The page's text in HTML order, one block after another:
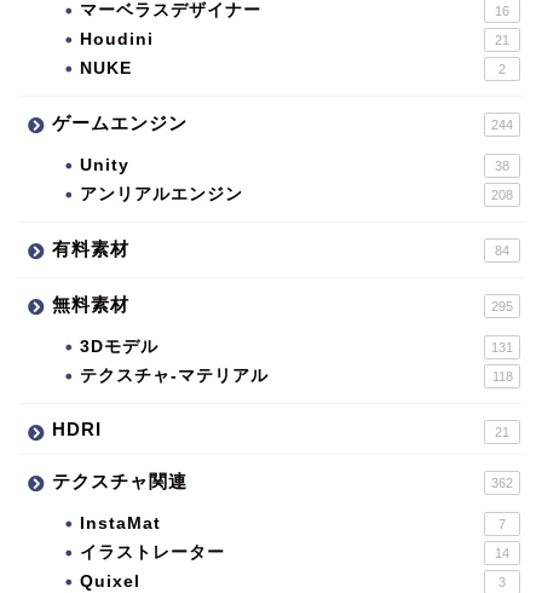
マーベラスデザイナー 16
Houdini 21
NUKE 2
ゲームエンジン 244
Unity 38
アンリアルエンジン 208
有料素材 84
無料素材 295
3Dモデル 131
テクスチャ-マテリアル 118
HDRI 21
テクスチャ関連 362
InstaMat 7
イラストレーター 14
Quixel 3